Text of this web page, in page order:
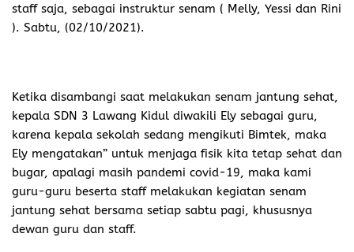
staff saja, sebagai instruktur senam ( Melly, Yessi dan Rini
). Sabtu, (02/10/2021).
Ketika disambangi saat melakukan senam jantung sehat,
kepala SDN 3 Lawang Kidul diwakili Ely sebagai guru,
karena kepala sekolah sedang mengikuti Bimtek, maka
Ely mengatakan” untuk menjaga fisik kita tetap sehat dan
bugar, apalagi masih pandemi covid-19, maka kami
guru-guru beserta staff melakukan kegiatan senam
jantung sehat bersama setiap sabtu pagi, khususnya
dewan guru dan staff.